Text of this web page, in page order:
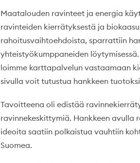
Maatalouden ravinteet ja energia
ravinteiden kierrätyksestä ja
rahoitusvaihtoehdoista, sparrattiin
yhteistyökumppaneiden
loimme karttapalvelun vastaamaan
sivulla voit tutustua hankkeen
Tavoitteena oli edistää
ravinnekeskittymiä. Hankkeen avulla
ideoita saatiin polkaistua vauhtiin
Suomea.